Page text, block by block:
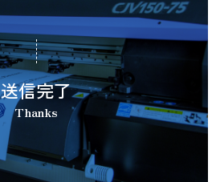
送信完了
Thanks